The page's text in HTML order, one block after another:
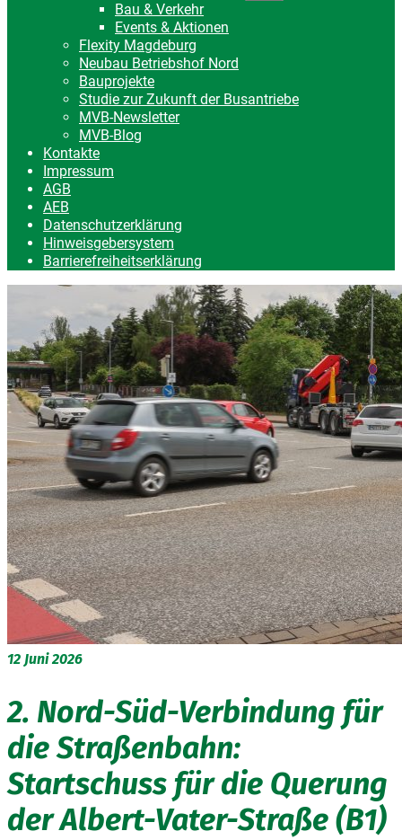
Bau & Verkehr
Events & Aktionen
Flexity Magdeburg
Neubau Betriebshof Nord
Bauprojekte
Studie zur Zukunft der Busantriebe
MVB-Newsletter
MVB-Blog
Kontakte
Impressum
AGB
AEB
Datenschutzerklärung
Hinweisgebersystem
Barrierefreiheitserklärung
12 Juni 2026
2. Nord-Süd-Verbindung für
die Straßenbahn:
Startschuss für die Querung
der Albert-Vater-Straße (B1)